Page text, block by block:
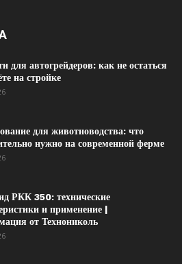
для автогрейдеров: как не остаться
на стройке
для животноводства: что
нужно на современной ферме
РКК 350: технические
и применение |
от Технониколь